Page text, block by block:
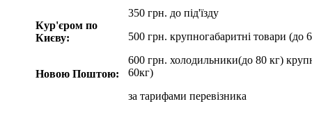
Кур'єром по
Києву:
Новою Поштою:
350 грн. до під'їзду
500 грн. крупногабаритні товари (до
600 грн. холодильники(до 80 кг)
60кг)
за тарифами перевізника